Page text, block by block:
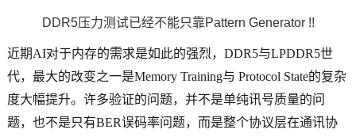
DDR5压力测试已经不能只靠Pattern Generator !!
近期AI对于内存的需求是如此的强烈，DDR5与LPDDR5世
代，最大的改变之一是Memory Training与 Protocol State的复杂
度大幅提升。许多验证的问题，并不是单纯讯号质量的问
题，也不是只有BER误码率问题，而是整个协议层在通讯协